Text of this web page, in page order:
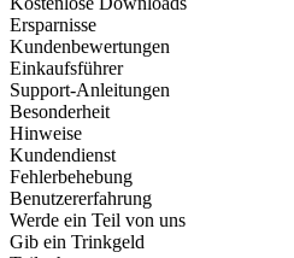
Ersparnisse
Kundenbewertungen
Einkaufsführer
Support-Anleitungen
Besonderheit
Hinweise
Kundendienst
Fehlerbehebung
Benutzererfahrung
Werde ein Teil von uns
Gib ein Trinkgeld